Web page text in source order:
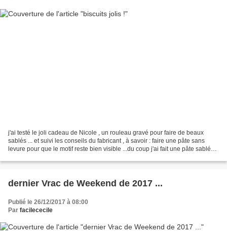
j'ai testé le joli cadeau de Nicole , un rouleau gravé pour faire de beaux
sablés ... et suivi les conseils du fabricant , à savoir : faire une pâte sans
levure pour que le motif reste bien visible ...du coup j'ai fait une pâte sablée
dernier Vrac de Weekend de 2017 ...
Publié le 26/12/2017 à 08:00
Par facilececile